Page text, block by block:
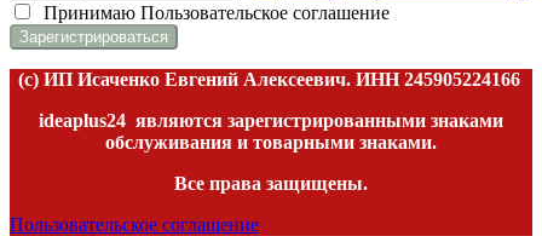
Принимаю Пользовательское соглашение
(c) ИП Исаченко Евгений Алексеевич. ИНН245905224166
ideaplus24 являются зарегистрированными знаками
обслуживания и товарными знаками.
Все права защищены.
Пользовательское соглашение